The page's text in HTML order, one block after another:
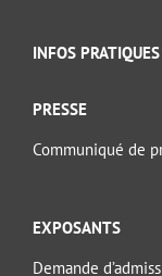
INFOS PRATIQUES
PRESSE
Communiqué de
EXPOSANTS
Demande